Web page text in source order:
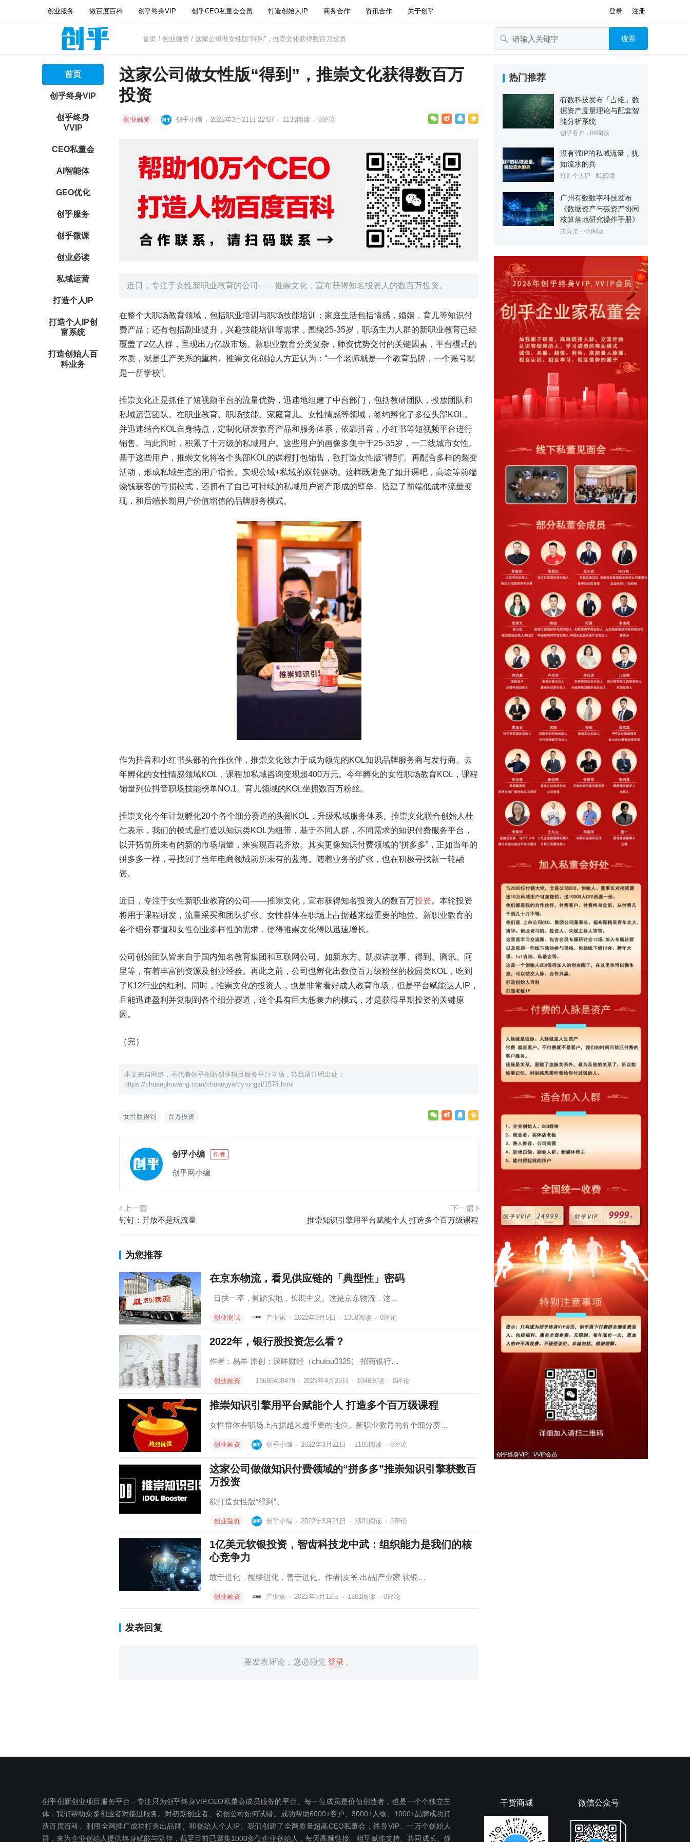
创业服务 做百度百科 创乎终身VIP 创乎CEO私董会会员 打造创始人IP 商务合作 资讯合作 关于创乎 登录 注册
首页/ 创业融资 / 这家公司做女性版“得到”，推崇文化获得数百万投资 搜索
首页
创乎终身VIP
创乎终身
VVIP
CEO私董会
AI智能体
GEO优化
创乎服务
创乎微课
创业必读
私域运营
打造个人IP
打造个人IP创
富系统
打造创始人百
科业务
这家公司做女性版“得到”，推崇文化获得数百万
投资
创业融资 创乎小编 · 2022年3月21日 22:07 · 1138阅读 · 0评论
近日，专注于女性新职业教育的公司——推崇文化，宣布获得知名投资人的数百万投资。
在整个大职场教育领域，包括职业培训与职场技能培训；家庭生活包括情感，婚姻，育儿等知识付
费产品；还有包括副业提升，兴趣技能培训等需求，围绕25-35岁，职场主力人群的新职业教育已经
覆盖了2亿人群，呈现出万亿级市场。新职业教育分类复杂，师资优势交付的关键因素，平台模式的
本质，就是生产关系的重构。推崇文化创始人方正认为：“一个老师就是一个教育品牌，一个账号就
是一所学校”。
推崇文化正是抓住了短视频平台的流量优势，迅速地组建了中台部门，包括教研团队，投放团队和
私域运营团队。在职业教育、职场技能、家庭育儿、女性情感等领域，签约孵化了多位头部KOL。
并迅速结合KOL自身特点，定制化研发教育产品和服务体系，依靠抖音，小红书等短视频平台进行
销售。与此同时，积累了十万级的私域用户。这些用户的画像多集中于25-35岁，一二线城市女性。
基于这些用户，推崇文化将各个头部KOL的课程打包销售，欲打造女性版“得到”。再配合多样的裂变
活动，形成私域生态的用户增长。实现公域+私域的双轮驱动。这样既避免了如开课吧，高途等前端
烧钱获客的亏损模式，还拥有了自己可持续的私域用户资产形成的壁垒。搭建了前端低成本流量变
现，和后端长期用户价值增值的品牌服务模式。
作为抖音和小红书头部的合作伙伴，推崇文化致力于成为领先的KOL知识品牌服务商与发行商。去
年孵化的女性情感领域KOL，课程加私域咨询变现超400万元。今年孵化的女性职场教育KOL，课程
销量列位抖音职场技能榜单NO.1。育儿领域的KOL坐拥数百万粉丝。
推崇文化今年计划孵化20个各个细分赛道的头部KOL，升级私域服务体系。推崇文化联合创始人杜
仁表示，我们的模式是打造以知识类KOL为纽带，基于不同人群，不同需求的知识付费服务平台，
以开拓前所未有的新的市场增量，来实现百花齐放。其实更像知识付费领域的“拼多多”，正如当年的
拼多多一样，寻找到了当年电商领域前所未有的蓝海。随着业务的扩张，也在积极寻找新一轮融
资。
近日，专注于女性新职业教育的公司——推崇文化，宣布获得知名投资人的数百万投资。本轮投资
将用于课程研发，流量采买和团队扩张。女性群体在职场上占据越来越重要的地位。新职业教育的
各个细分赛道和女性创业多样性的需求，使得推崇文化得以迅速增长。
公司创始团队皆来自于国内知名教育集团和互联网公司。如新东方、凯叔讲故事、得到、腾讯、阿
里等，有着丰富的资源及创业经验。再此之前，公司也孵化出数位百万级粉丝的校园类KOL，吃到
了K12行业的红利。同时，推崇文化的投资人，也是非常看好成人教育市场，但是平台赋能达人IP，
且能迅速盈利并复制到各个细分赛道，这个具有巨大想象力的模式，才是获得早期投资的关键原
因。
（完）
本文来自网络，不代表创乎创新创业项目服务平台立场，转载请注明出处：
https://chuanghuwang.com/chuangye/cyrongzi/1574.html
女性版得到 百万投资
创乎小编 作者
创乎网小编
上一篇
钉钉：开放不是玩流量
下一篇
推崇知识引擎用平台赋能个人 打造多个百万级课程
为您推荐
在京东物流，看见供应链的「典型性」密码
日拱一卒，脚踏实地，长期主义。这是京东物流，这…
创业测试 产业家 · 2022年9月5日 · 1358阅读 · 0评论
2022年，银行股投资怎么看？
作者：易牟 原创：深眸财经（chutou0325） 招商银行…
创业融资 16680438479 · 2022年4月25日 · 1046阅读 · 0评论
推崇知识引擎用平台赋能个人 打造多个百万级课程
女性群体在职场上占据越来越重要的地位。新职业教育的各个细分赛…
创业融资 创乎小编 · 2022年3月21日 · 1165阅读 · 0评论
这家公司做做知识付费领域的“拼多多”推崇知识引擎获数百
万投资
欲打造女性版“得到”。
创业融资 创乎小编 · 2022年3月21日 · 1301阅读 · 0评论
1亿美元软银投资，智齿科技龙中武：组织能力是我们的核
心竞争力
敢于进化，能够进化，善于进化。作者|皮爷 出品|产业家 软银…
创业融资 产业家 · 2022年3月12日 · 1201阅读 · 0评论
发表回复
要发表评论，您必须先登录 。
热门推荐
有数科技发布「占维」数
据资产度量理论与配套智
能分析系统
创乎客户 · 86阅读
没有强IP的私域流量，犹
如流水的兵
打造个人IP · 81阅读
广州有数数字科技发布
《数据资产与碳资产协同
核算落地研究操作手册》
未分类 · 45阅读
创乎终身VIP、VVIP会员
创乎创新创业项目服务平台 - 专注只为创乎终身VIP,CEO私董会成员服务的平台、每一位成员是价值创造者，也是一个个独立主
体，我们帮助众多创业者对接过服务。对初期创业者、初创公司如何试错。成功帮助6000+客户、3000+人物、1000+品牌成功打
造百度百科、利用全网推广成功打造出品牌、和创始人个人IP。我们创建了全网质量超高CEO私董会，终身VIP、一万个创始人
群，来为企业创始人提供终身赋能与陪伴，截至目前已聚集1000多位企业创始人，每天高频链接、相互赋能支持、共同成长。你
干货商城 微信公众号